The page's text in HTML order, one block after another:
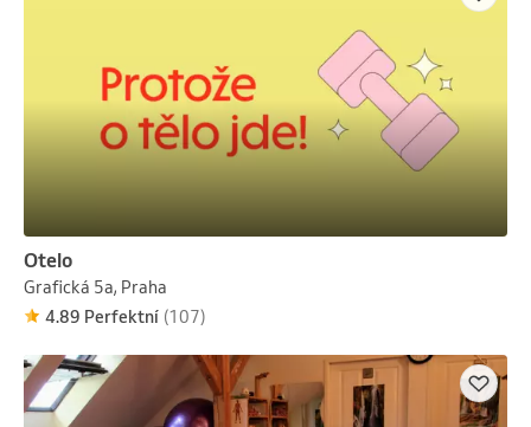
Otelo
Grafická 5a, Praha
4.89 Perfektní (107)